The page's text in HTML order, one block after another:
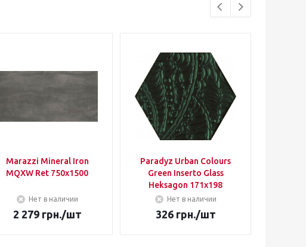
Marazzi Mineral Iron
MQXW Ret 750х1500
Нет в наличии
2 279грн./шт
Paradyz Urban Colours
Green Inserto Glass
Heksagon 171х198
Нет в наличии
326грн./шт